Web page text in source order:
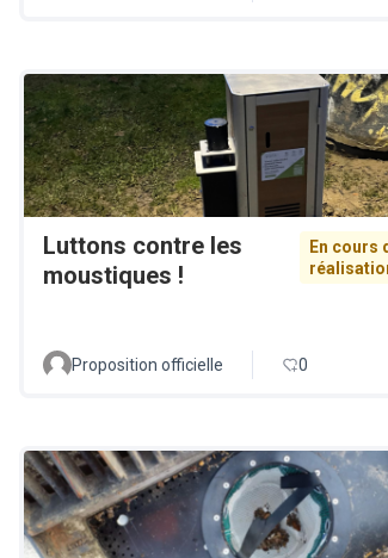
Luttons contre les
moustiques !
En cours
Proposition officielle 0